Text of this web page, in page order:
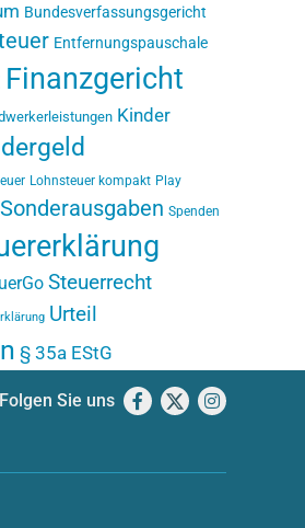
Bundesverfassungsgericht
Entfernungspauschale
Finanzgericht
Kinder
Lohnsteuer kompakt Play
Sonderausgaben Spenden
Steuerrecht
Urteil
§ 35a EStG
Folgen Sie uns Facebook
X Instagram